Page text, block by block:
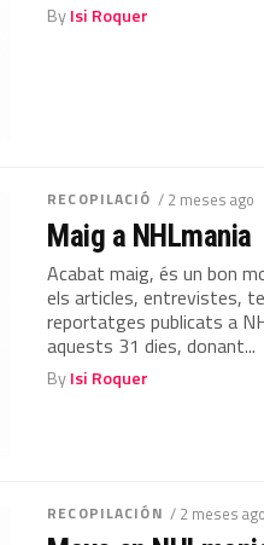
ByIsi Roquer
RECOPILACIÓ / 2 meses ago
Maig a NHLmania
Acabat maig, és un bon
els articles, entrevistes,
reportatges publicats a
aquests 31 dies, donant...
ByIsi Roquer
RECOPILACIÓN / 2 meses ago